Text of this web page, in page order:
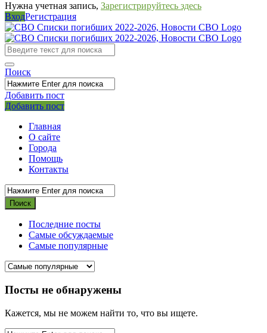
Нужна учетная запись, Зарегистрируйтесь здесь
ВходРегистрация
СВО
Списки
погибших
2022-
2026,
Новости
СВО
Поиск
Добавить пост
Мобильное
меню
Выйти
Добавить пост
Главная
О сайте
Города
Помощь
Контакты
Последние посты
Самые обсуждаемые
Самые популярные
СВО
Списки
погибших
Посты не обнаружены
Кажется, мы не можем найти то, что вы ищете.